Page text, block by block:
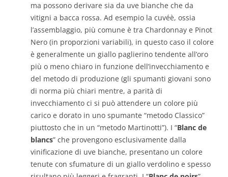
ma possono derivare sia da uve bianche che da
vitigni a bacca rossa. Ad esempio la cuvéè, ossia
l’assemblaggio, più comune è tra Chardonnay e Pinot
Nero (in proporzioni variabili), in questo caso il colore
è generalmente un giallo paglierino tendente all’oro
più o meno chiaro in funzione dell’invecchiamento e
del metodo di produzione (gli spumanti giovani sono
di norma più chiari mentre, a parità di
invecchiamento ci si può attendere un colore più
carico e dorato in uno spumante “metodo Classico”
piuttosto che in un “metodo Martinotti”). I “Blanc de
blancs” che provengono esclusivamente dalla
vinificazione di uve bianche, presentano un colore
tenute con sfumature di un giallo verdolino e spesso